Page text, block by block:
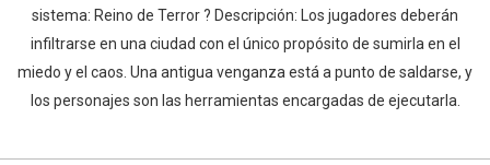
sistema: Reino de Terror ? Descripción: Los jugadores deberán
infiltrarse en una ciudad con el único propósito de sumirla en el
miedo y el caos. Una antigua venganza está a punto de saldarse, y
los personajes son las herramientas encargadas de ejecutarla.